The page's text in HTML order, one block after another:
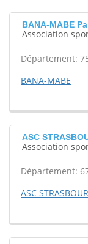
BANA-MABE
Association
Département:
BANA-MABE
ASC
Association
Département:
ASC